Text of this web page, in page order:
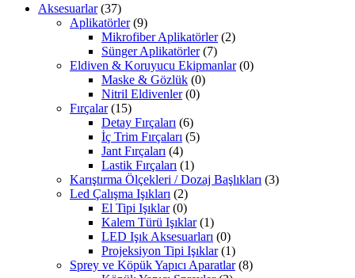
Aksesuarlar (37)
Aplikatörler (9)
Mikrofiber Aplikatörler (2)
Sünger Aplikatörler (7)
Eldiven & Koruyucu Ekipmanlar (0)
Maske & Gözlük (0)
Nitril Eldivenler (0)
Fırçalar (15)
Detay Fırçaları (6)
İç Trim Fırçaları (5)
Jant Fırçaları (4)
Lastik Fırçaları (1)
Karıştırma Ölçekleri / Dozaj Başlıkları (3)
Led Çalışma Işıkları (2)
El Tipi Işıklar (0)
Kalem Türü Işıklar (1)
LED Işık Aksesuarları (0)
Projeksiyon Tipi Işıklar (1)
Sprey ve Köpük Yapıcı Aparatlar (8)